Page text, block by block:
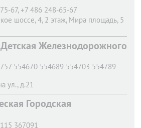
67, +7 486 248-65-67
шоссе, 4, 2 этаж, Мира площадь, 5
Железнодорожного
554670 554689 554703 554789
ул., д.21
Городская
367091